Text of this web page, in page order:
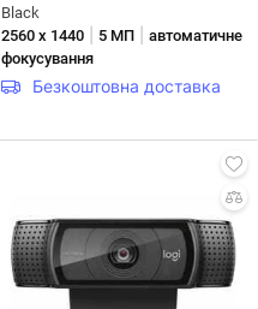
Black
2560 х 1440
5 МП
автоматичне
фокусування
Безкоштовна доставка